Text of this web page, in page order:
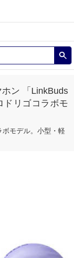
ン 「LinkBuds
ドリゴコラボモ
モデル。小型・軽